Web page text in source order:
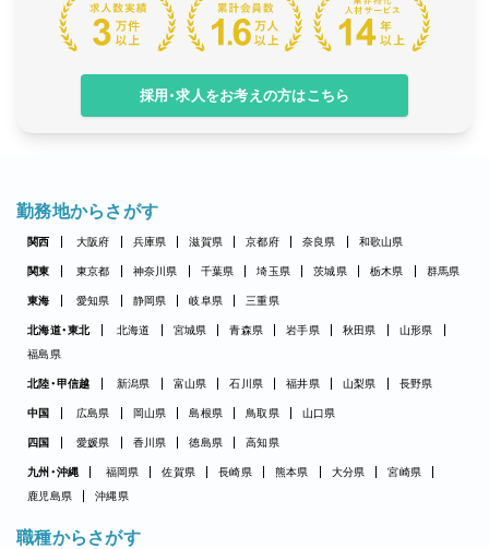
採用・求人をお考えの方はこちら
勤務地からさがす
関西 大阪府 兵庫県 滋賀県 京都府 奈良県 和歌山県
関東 東京都 神奈川県 千葉県 埼玉県 茨城県 栃木県 群馬県
東海 愛知県 静岡県 岐阜県 三重県
北海道・東北 北海道 宮城県 青森県 岩手県 秋田県
山形県
福島県
北陸・甲信越 新潟県 富山県 石川県 福井県 山梨県 長野県
中国 広島県 岡山県 島根県 鳥取県 山口県
四国 愛媛県 香川県 徳島県 高知県
九州・沖縄 福岡県 佐賀県 長崎県 熊本県 大分県
宮崎県
鹿児島県
沖縄県
職種からさがす